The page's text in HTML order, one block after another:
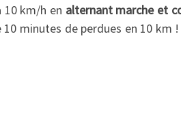
10 km/h en alternant marche et
minutes de perdues en 10